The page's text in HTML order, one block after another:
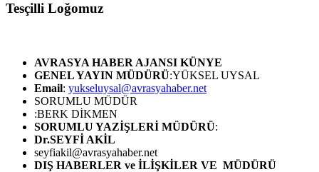
Tesçilli Loğomuz
AVRASYA HABER AJANSI KÜNYE
GENEL YAYIN MÜDÜRÜ:YÜKSEL UYSAL
Email: yukseluysal@avrasyahaber.net
SORUMLU MÜDÜR
:BERK DİKMEN
SORUMLU YAZİŞLERİ MÜDÜRÜ:
Dr.SEYFİ AKİL
seyfiakil@avrasyahaber.net
DIŞ HABERLER ve İLİŞKİLER VE MÜDÜRÜ